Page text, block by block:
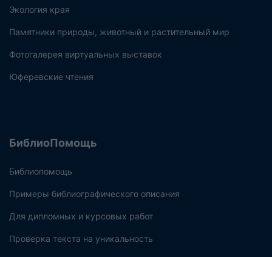
Экология края
Памятники природы, животный и растительный мир
Фотогалерея виртуальных выставок
Юферевские чтения
БиблиоПомощь
Библиопомощь
Примеры библиографического описания
Для дипломных и курсовых работ
Проверка текста на уникальность